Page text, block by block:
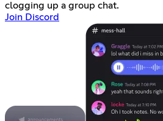
clogging up a group chat.
Join Discord